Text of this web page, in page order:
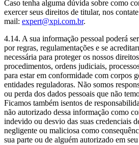
Caso tenha alguma dúvida sobre como
exercer seus direitos de titular, nos
mail: expert@xpi.com.br.
4.14. A sua informação pessoal poderá
por regras, regulamentações e se
necessária para proteger os nossos
procedimentos, ordens judiciais,
para estar em conformidade com corpos
entidades reguladoras. Não somos
ou perda dos dados pessoais que não
Ficamos também isentos de
não autorizado dessa informação como
indevido ou desvio das suas credenciais
negligente ou maliciosa como
sua parte ou de alguém autorizado em